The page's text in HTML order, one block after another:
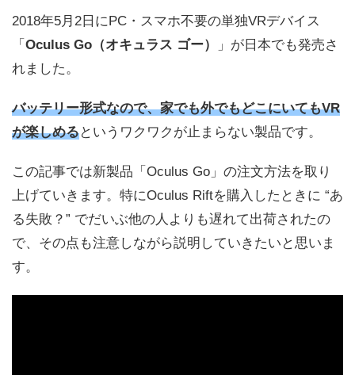
2018年5月2日にPC・スマホ不要の単独VRデバイス
「 Oculus Go（オキュラス ゴー）
」が日本でも発売さ
れました。
バッテリー形式なので、家でも外でもどこにいてもVR
が楽しめるというワクワクが止まらない製品です。
この記事では新製品「Oculus Go」の注文方法を取り
上げていきます。特にOculus Riftを購入したときに “あ
る失敗？” でだいぶ他の人よりも遅れて出荷されたの
で、その点も注意しながら説明していきたいと思いま
す。